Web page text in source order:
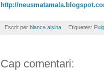
http://neusmatamala.blogspot.
Escrit per blanca alsina Etiquetes:
Cap comentari: